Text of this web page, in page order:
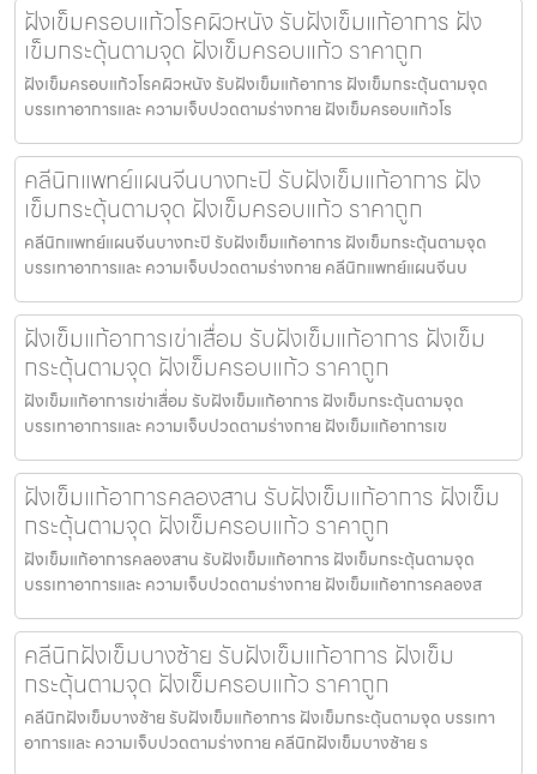
ฝังเข็มครอบแก้วโรคผิวหนัง รับฝังเข็มแก้อาการ ฝัง
เข็มกระตุ้นตามจุด ฝังเข็มครอบแก้ว ราคาถูก
ฝังเข็มครอบแก้วโรคผิวหนัง รับฝังเข็มแก้อาการ ฝังเข็มกระตุ้นตามจุด
บรรเทาอาการและ ความเจ็บปวดตามร่างกาย ฝังเข็มครอบแก้วโร
คลีนิกแพทย์แผนจีนบางกะปิ รับฝังเข็มแก้อาการ ฝัง
เข็มกระตุ้นตามจุด ฝังเข็มครอบแก้ว ราคาถูก
คลีนิกแพทย์แผนจีนบางกะปิ รับฝังเข็มแก้อาการ ฝังเข็มกระตุ้นตามจุด
บรรเทาอาการและ ความเจ็บปวดตามร่างกาย คลีนิกแพทย์แผนจีนบ
ฝังเข็มแก้อาการเข่าเสื่อม รับฝังเข็มแก้อาการ ฝังเข็ม
กระตุ้นตามจุด ฝังเข็มครอบแก้ว ราคาถูก
ฝังเข็มแก้อาการเข่าเสื่อม รับฝังเข็มแก้อาการ ฝังเข็มกระตุ้นตามจุด
บรรเทาอาการและ ความเจ็บปวดตามร่างกาย ฝังเข็มแก้อาการเข
ฝังเข็มแก้อาการคลองสาน รับฝังเข็มแก้อาการ ฝังเข็ม
กระตุ้นตามจุด ฝังเข็มครอบแก้ว ราคาถูก
ฝังเข็มแก้อาการคลองสาน รับฝังเข็มแก้อาการ ฝังเข็มกระตุ้นตามจุด
บรรเทาอาการและ ความเจ็บปวดตามร่างกาย ฝังเข็มแก้อาการคลองส
คลีนิกฝังเข็มบางซ้าย รับฝังเข็มแก้อาการ ฝังเข็ม
กระตุ้นตามจุด ฝังเข็มครอบแก้ว ราคาถูก
คลีนิกฝังเข็มบางซ้าย รับฝังเข็มแก้อาการ ฝังเข็มกระตุ้นตามจุด บรรเทา
อาการและ ความเจ็บปวดตามร่างกาย คลีนิกฝังเข็มบางซ้าย ร